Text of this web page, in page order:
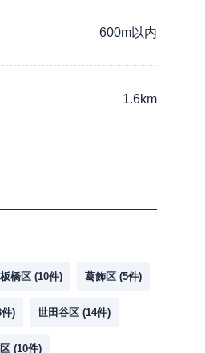
600m以内
1.6km
板橋区 (10件) 葛飾区 (5件)
件) 世田谷区 (14件)
(10件)